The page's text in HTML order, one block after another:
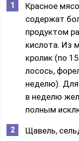
Красное
содержат
продуктом
кислота. Из
кролик (по
лосось,
неделю). Для
в неделю
полным
Щавель,